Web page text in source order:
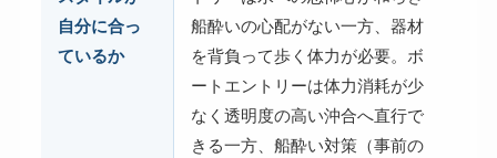
自分に合っ
ているか
船酔いの心配がない一方、器材
を背負って歩く体力が必要。ボ
ートエントリーは体力消耗が少
なく透明度の高い沖合へ直行で
きる一方、船酔い対策（事前の